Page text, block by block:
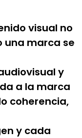
visual no
una marca se
y
a la marca
coherencia,
y cada